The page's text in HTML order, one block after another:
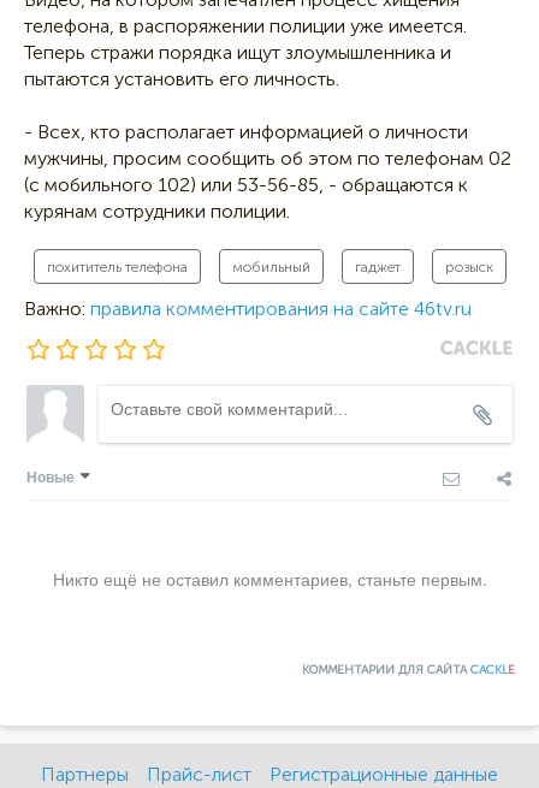
телефона, в распоряжении полиции уже имеется.
Теперь стражи порядка ищут злоумышленника и
пытаются установить его личность.
- Всех, кто располагает информацией о личности
мужчины, просим сообщить об этом по телефонам 02
(с мобильного 102) или 53-56-85, - обращаются к
курянам сотрудники полиции.
похититель телефона мобильный гаджет розыск
Важно: правила комментирования на сайте 46tv.ru
Новые
Никто ещё не оставил комментариев, станьте первым.
КОММЕНТАРИИ ДЛЯ САЙТАCACKLE
Партнеры Прайс-лист Регистрационные данные